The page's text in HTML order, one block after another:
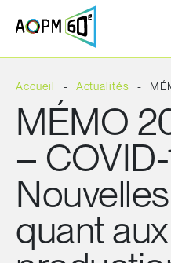
Accueil Actualités
MÉMO
–
quant aux